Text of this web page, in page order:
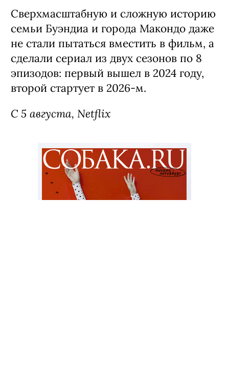
Сверхмасштабную и сложную историю
семьи Буэндиа и города Макондо даже
не стали пытаться вместить в фильм, а
сделали сериал из двух сезонов по 8
эпизодов: первый вышел в 2024 году,
второй стартует в 2026-м.
С 5 августа, Netflix